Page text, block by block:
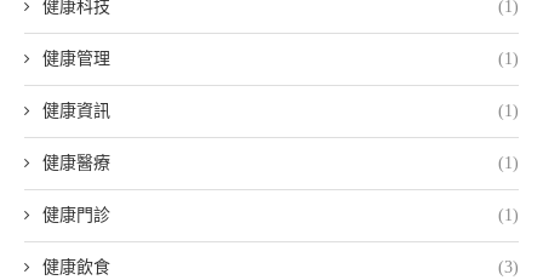
健康科技 (1)
健康管理 (1)
健康資訊 (1)
健康醫療 (1)
健康門診 (1)
健康飲食 (3)